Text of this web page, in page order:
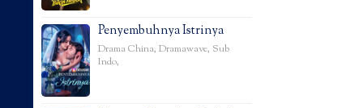
Penyembuhnya Istrinya
Drama China, Dramawave, Sub
Indo,